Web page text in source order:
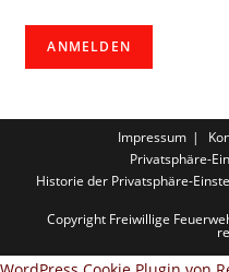
Impressum
Privatsphäre-
Historie der Privatsphäre-
Copyright Freiwillige